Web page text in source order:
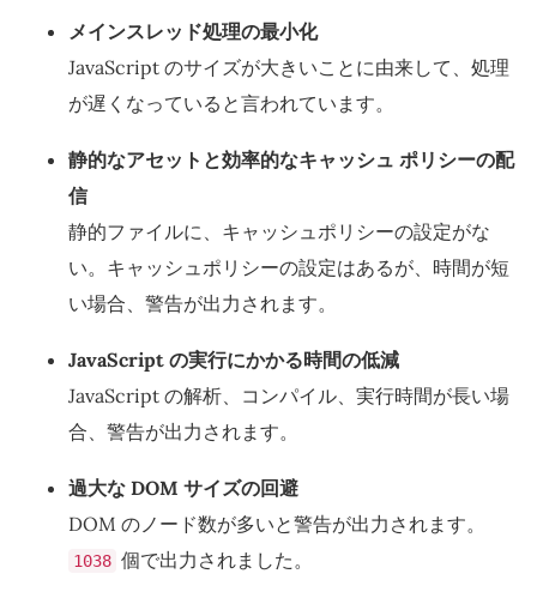
メインスレッド処理の最小化
JavaScript のサイズが大きいことに由来して、処理
が遅くなっていると言われています。
静的なアセットと効率的なキャッシュ ポリシーの配
信
静的ファイルに、キャッシュポリシーの設定がな
い。キャッシュポリシーの設定はあるが、時間が短
い場合、警告が出力されます。
JavaScript の実行にかかる時間の低減
JavaScript の解析、コンパイル、実行時間が長い場
合、警告が出力されます。
過大な DOM サイズの回避
DOM のノード数が多いと警告が出力されます。
1038 個で出力されました。